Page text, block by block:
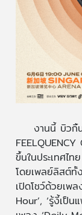
งานนี้ บิวกิ้
ขึ้นในประเทศไท
โดยเพลย์ลิสต์ทั้
เปิดโชว์ด้วยเพ
Hour’, ‘รู้งี้เป็